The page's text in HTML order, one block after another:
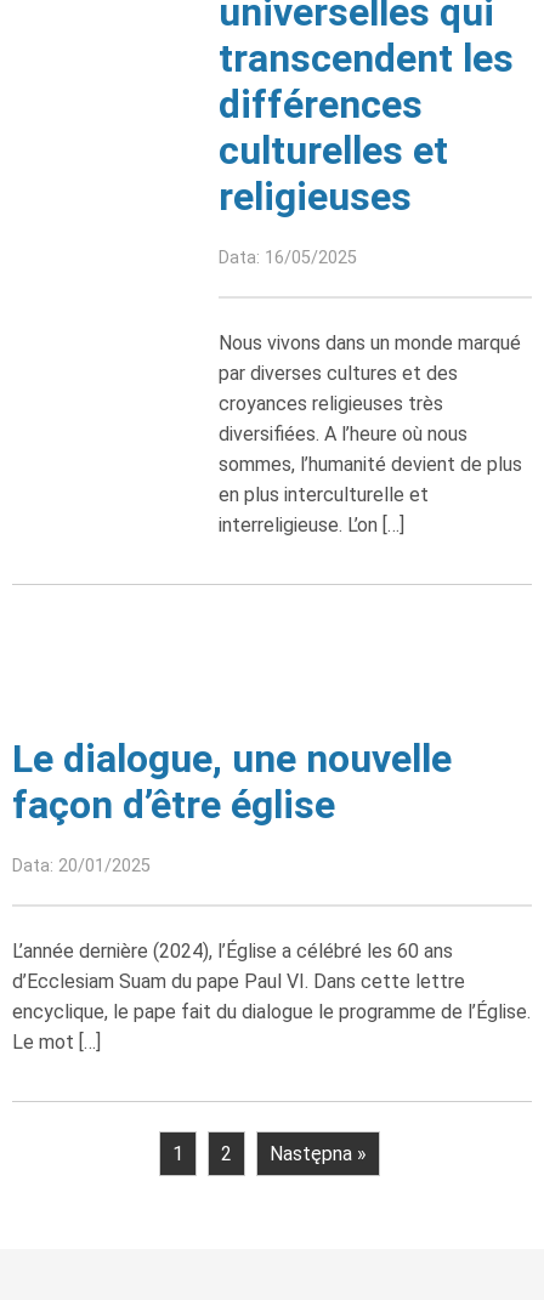
universelles qui
transcendent les
différences
culturelles et
religieuses
Data: 16/05/2025
Nous vivons dans un monde marqué
par diverses cultures et des
croyances religieuses très
diversifiées. A l’heure où nous
sommes, l’humanité devient de plus
en plus interculturelle et
interreligieuse. L’on […]
Le dialogue, une nouvelle
façon d’être église
Data: 20/01/2025
L’année dernière (2024), l’Église a célébré les 60 ans
d’Ecclesiam Suam du pape Paul VI. Dans cette lettre
encyclique, le pape fait du dialogue le programme de l’Église.
Le mot […]
1 2 Następna »